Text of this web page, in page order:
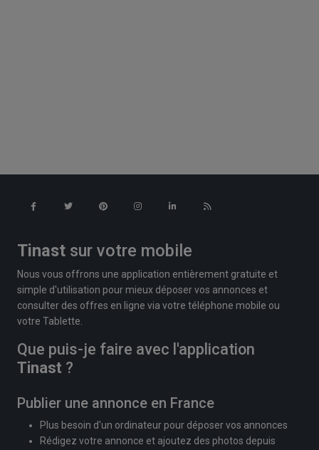
Tinast sur votre mobile
Nous vous offrons une application entièrement gratuite et
simple d'utilisation pour mieux déposer vos annonces et
consulter des offres en ligne via votre téléphone mobile ou
votre Tablette.
Que puis-je faire avec l'application
Tinast ?
Publier une annonce en France
Plus besoin d'un ordinateur pour déposer vos annonces
Rédigez votre annonce et ajoutez des photos depuis